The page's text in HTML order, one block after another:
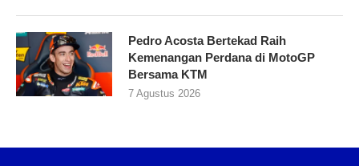
Pedro Acosta Bertekad Raih
Kemenangan Perdana di MotoGP
Bersama KTM
7 Agustus 2026